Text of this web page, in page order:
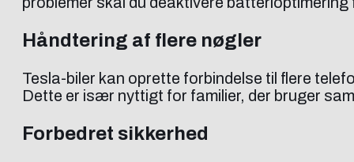
Håndtering af flere nøgler
Tesla-biler kan oprette forbindelse til flere
Dette er især nyttigt for familier, der bruger
Forbedret sikkerhed